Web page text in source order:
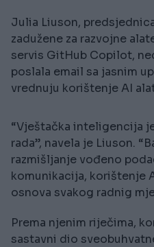
Julia Liuson,
zadužene za razvojne
servis GitHub Copilot,
poslala email sa jasnim
vrednuju korištenje AI
“Vještačka inteligencija
rada”, navela je Liuson.
razmišljanje vođeno
komunikacija, korištenje
osnova svakog radnig
Prema njenim riječima,
sastavni dio